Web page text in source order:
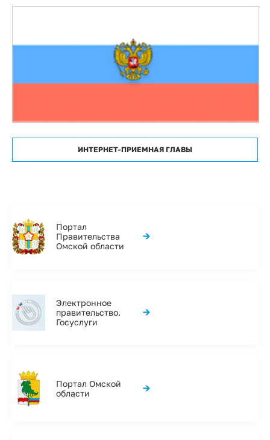
ИНТЕРНЕТ-ПРИЕМНАЯ ГЛАВЫ
Портал
Правительства
Омской области
→
Электронное
правительство.
Госуслуги
→
Портал Омской
области
→